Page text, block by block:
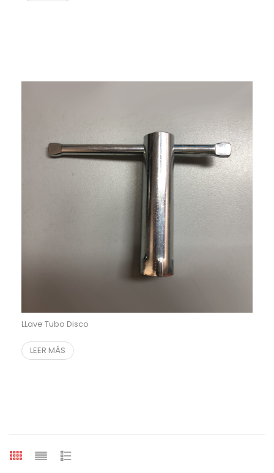
LLave Tubo Disco
LEER MÁS